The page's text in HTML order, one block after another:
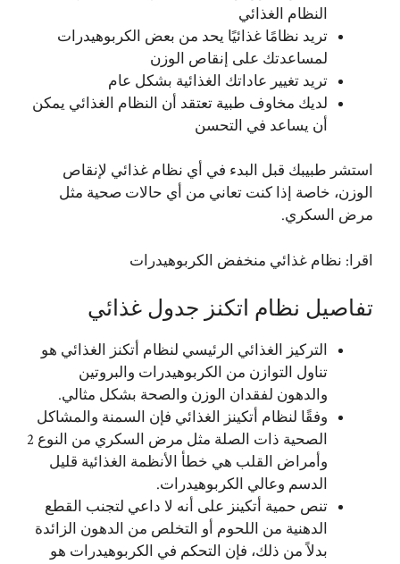
النظام الغذائي
تريد نظامًا غذائيًا يحد من بعض الكربوهيدرات
لمساعدتك على إنقاص الوزن
تريد تغيير عاداتك الغذائية بشكل عام
لديك مخاوف طبية تعتقد أن النظام الغذائي يمكن
أن يساعد في التحسن
استشر طبيبك قبل البدء في أي نظام غذائي لإنقاص
الوزن، خاصة إذا كنت تعاني من أي حالات صحية مثل
مرض السكري.
اقرا: نظام غذائي منخفض الكربوهيدرات
تفاصيل نظام اتكنز جدول غذائي
التركيز الغذائي الرئيسي لنظام أتكنز الغذائي هو
تناول التوازن من الكربوهيدرات والبروتين
والدهون لفقدان الوزن والصحة بشكل مثالي.
وفقًا لنظام أتكينز الغذائي فإن السمنة والمشاكل
الصحية ذات الصلة مثل مرض السكري من النوع 2
وأمراض القلب هي خطأ الأنظمة الغذائية قليل
الدسم وعالي الكربوهيدرات.
تنص حمية أتكينز على أنه لا داعي لتجنب القطع
الدهنية من اللحوم أو التخلص من الدهون الزائدة
بدلاً من ذلك، فإن التحكم في الكربوهيدرات هو